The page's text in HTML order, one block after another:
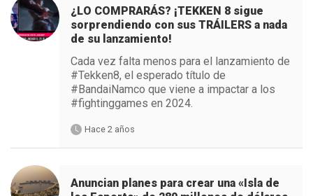
¿LO COMPRARÁS? ¡TEKKEN 8 sigue
sorprendiendo con sus TRÁILERS a nada
de su lanzamiento!
Cada vez falta menos para el lanzamiento de
#Tekken8, el esperado título de
#BandaiNamco que viene a impactar a los
#fightinggames en 2024.
Hace 2 años
Anuncian planes para crear una «Isla de